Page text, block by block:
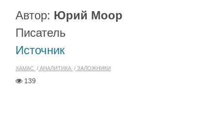
Автор: Юрий Моор
Писатель
Источник
ХАМАС АНАЛИТИКА ЗАЛОЖНИКИ
139